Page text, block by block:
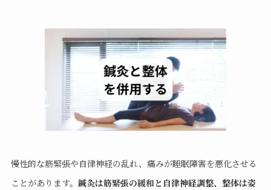
慢性的な筋緊張や自律神経の乱れ、痛みが睡眠障害を悪化させる
ことがあります。 鍼灸は筋緊張の緩和と自律神経調整、整体は姿